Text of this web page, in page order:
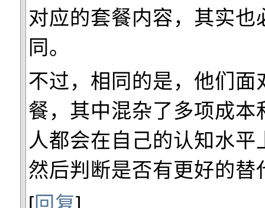
对应的套餐内容，其实也
同。
不过，相同的是，他们面
餐，其中混杂了多项成本
人都会在自己的认知水平
然后判断是否有更好的替